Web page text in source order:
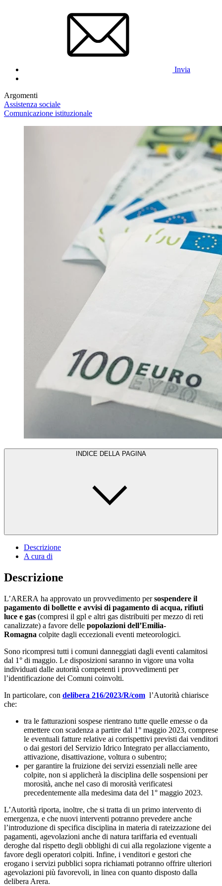
Invia
Argomenti
Assistenza sociale
Comunicazione istituzionale
INDICE DELLA PAGINA
Descrizione
A cura di
Descrizione
L’ARERA ha approvato un provvedimento persospendere il
pagamento di bollette e avvisi di pagamento di acqua, rifiuti
luce e gas (compresi il gpl e altri gas distribuiti per mezzo di reti
canalizzate) a favore delle popolazioni dell’Emilia-
Romagna colpite dagli eccezionali eventi meteorologici.
Sono ricompresi tutti i comuni danneggiati dagli eventi calamitosi
dal 1° di maggio. Le disposizioni saranno in vigore una volta
individuati dalle autorità competenti i provvedimenti per
l’identificazione dei Comuni coinvolti.
In particolare, con delibera 216/2023/R/com l’Autorità chiarisce
che:
tra le fatturazioni sospese rientrano tutte quelle emesse o da
emettere con scadenza a partire dal 1° maggio 2023, comprese
le eventuali fatture relative ai corrispettivi previsti dai venditori
o dai gestori del Servizio Idrico Integrato per allacciamento,
attivazione, disattivazione, voltura o subentro;
per garantire la fruizione dei servizi essenziali nelle aree
colpite, non si applicherà la disciplina delle sospensioni per
morosità, anche nel caso di morosità verificatesi
precedentemente alla medesima data del 1° maggio 2023.
L’Autorità riporta, inoltre, che si tratta di un primo intervento di
emergenza, e che nuovi interventi potranno prevedere anche
l’introduzione di specifica disciplina in materia di rateizzazione dei
pagamenti, agevolazioni anche di natura tariffaria ed eventuali
deroghe dal rispetto degli obblighi di cui alla regolazione vigente a
favore degli operatori colpiti. Infine, i venditori e gestori che
erogano i servizi pubblici sopra richiamati potranno offrire ulteriori
agevolazioni più favorevoli, in linea con quanto disposto dalla
delibera Arera.